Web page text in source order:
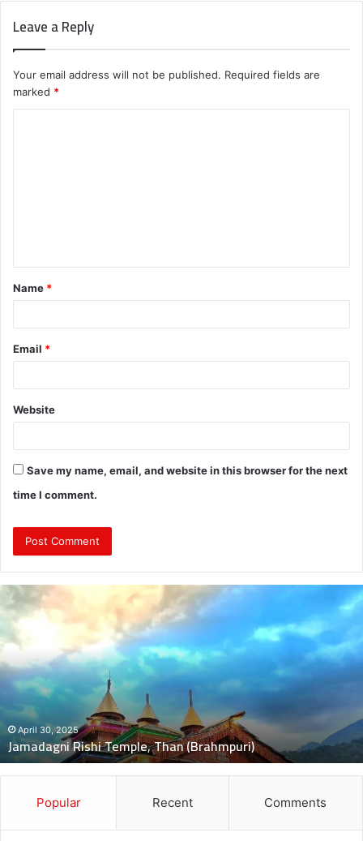
Leave a Reply
Your email address will not be published. Required fields are
marked *
t
*
Name *
Email *
Website
Save my name, email, and website in this browser for the next
time I comment.
:
ब
स
की
च
पे
ट
में
बा
आ
November 5, 2024
दुःखद : बस की चपेट में बाइक आने से भंकोली गांव के
मौत, 2 बच्चे गंभीर घायल
Popular Recent Comments